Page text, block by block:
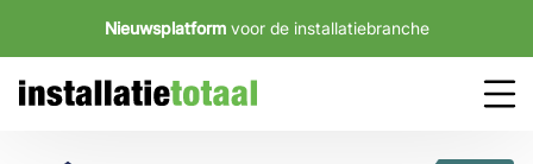
Nieuwsplatform voor de installatiebranche